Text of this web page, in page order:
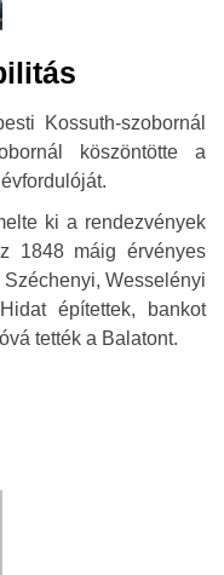
Kossuth-szobornál
köszöntötte a
ki a rendezvények
1848 máig érvényes
Wesselényi
építettek, bankot
tették a Balatont.